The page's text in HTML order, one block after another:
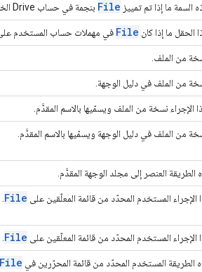
السمة ما إذا تم تمييز File بنجمة في حساب Drive الخاص بالمستخدم.
الحقل ما إذا كان File في مهملات حساب المستخدم على Drive.
من الملف.
من الملف في دليل الوجهة.
الإجراء نسخة من الملف ويسمّيها بالاسم المقدَّم.
من الملف في دليل الوجهة ويسمّيها بالاسم المقدَّم.
الطريقة العنصر إلى مجلد الوجهة المقدَّم.
الإجراء المستخدم المحدّد من قائمة المعلّقين على File
الإجراء المستخدم المحدّد من قائمة المعلّقين على File
الطريقة المستخدم المحدّد من قائمة المحرّرين في File